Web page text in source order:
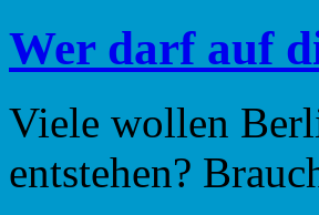
Wer darf auf
Viele wollen
entstehen?